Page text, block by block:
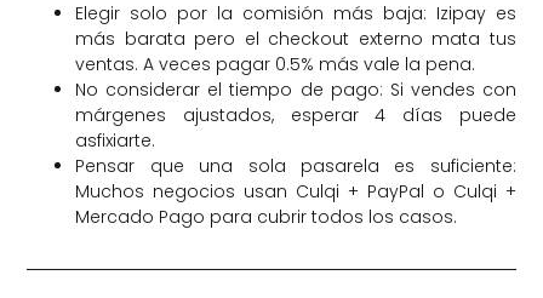
Elegir solo por la comisión más baja: Izipay es
más barata pero el checkout externo mata tus
ventas. A veces pagar 0.5% más vale la pena.
No considerar el tiempo de pago: Si vendes con
márgenes ajustados, esperar 4 días puede
asfixiarte.
Pensar que una sola pasarela es suficiente:
Muchos negocios usan Culqi + PayPal o Culqi +
Mercado Pago para cubrir todos los casos.